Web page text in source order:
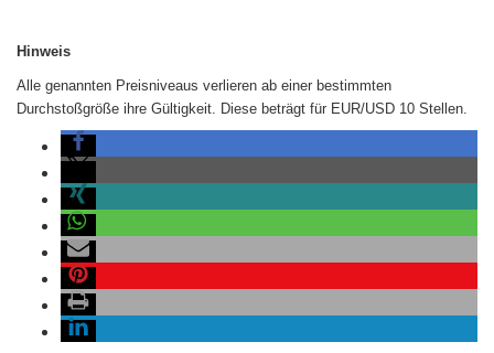
Hinweis
Alle genannten Preisniveaus verlieren ab einer bestimmten
Durchstoßgröße ihre Gültigkeit. Diese beträgt für EUR/USD 10 Stellen.